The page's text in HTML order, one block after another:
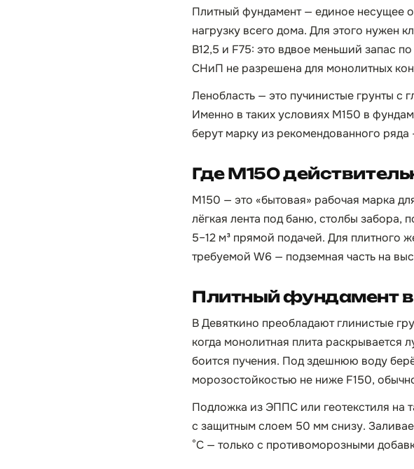
Плитный фундамент — единое несущее
нагрузку всего дома. Для этого нужен
B12,5 и F75: это вдвое меньший запас
СНиП не разрешена для монолитных
Ленобласть — это пучинистые грунты с
Именно в таких условиях М150 в
берут марку из рекомендованного
Где М150
М150 — это «бытовая» рабочая марка
лёгкая лента под баню, столбы забора,
5–12 м³ прямой подачей. Для плитного
требуемой W6 — подземная часть на
Плитный фундамент
В Девяткино преобладают глинистые
когда монолитная плита раскрывается
боится пучения. Под здешнюю воду
морозостойкостью не ниже F150,
Подложка из ЭППС или геотекстиля на
с защитным слоем 50 мм снизу.
°C — только с противоморозными